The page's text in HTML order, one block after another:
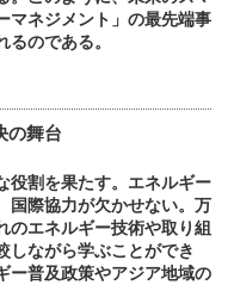
マネジメント」の最先端事
のである。
の舞台
役割を果たす。エネルギー
国際協力が欠かせない。万
のエネルギー技術や取り組
しながら学ぶことができ
ー普及政策やアジア地域の